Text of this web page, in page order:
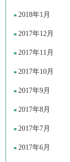
2018年1月
2017年12月
2017年11月
2017年10月
2017年9月
2017年8月
2017年7月
2017年6月